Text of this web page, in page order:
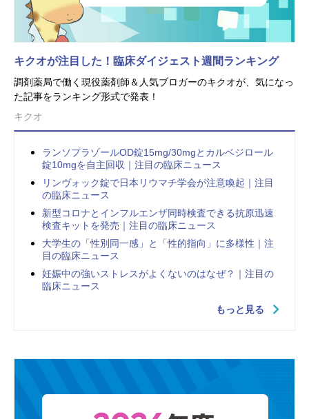
キクオが注目した！臨床ダイジェスト週間ランキング
調剤薬局で働く現役薬剤師＆人気ブロガーのキクオが、気になっ
た記事をランキング形式で発表！
キクオ
ランソプラゾールOD錠15mg/30mgとカルベジロール
錠10mgを自主回収｜注目の臨床ニュース
リンヴォック錠で日本リウマチ学会が注意喚起｜注目
の臨床ニュース
新型コロナとインフルエンザ同時検査できる抗原迅速
検査キットを発売｜注目の臨床ニュース
大学生の「性別同一感」と「性的指向」に多様性｜注
目の臨床ニュース
妊娠中の強いストレスがよくないのはなぜ？｜注目の
臨床ニュース
もっと見る